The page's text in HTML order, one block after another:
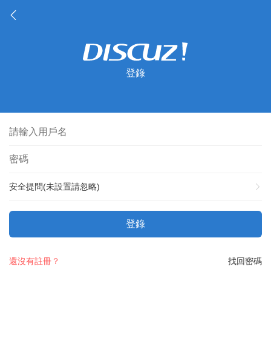
登錄
安全提問(未設置請忽略)
登錄
找回密碼
還沒有註冊？